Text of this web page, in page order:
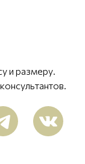
и размеру.